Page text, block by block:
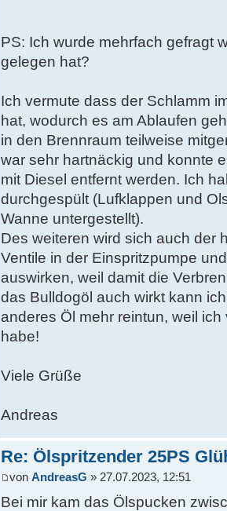
PS: Ich wurde mehrfach gefragt
gelegen hat?
Ich vermute dass der Schlamm
hat, wodurch es am Ablaufen
in den Brennraum teilweise
war sehr hartnäckig und konnte
mit Diesel entfernt werden. Ich
durchgespült (Lufklappen und
Wanne untergestellt).
Des weiteren wird sich auch der
Ventile in der Einspritzpumpe
auswirken, weil damit die
das Bulldogöl auch wirkt kann
anderes Öl mehr reintun, weil
habe!
Viele Grüße
Andreas
Re: Ölspritzender 25PS
von AndreasG » 27.07.2023, 12:51
Bei mir kam das Ölspucken